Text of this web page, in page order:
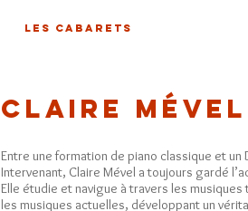
LES CABARETS
Claire Mével
Entre une formation de piano classique et
Intervenant, Claire Mével a toujours gardé
Elle étudie et navigue à travers les
les musiques actuelles, développant un